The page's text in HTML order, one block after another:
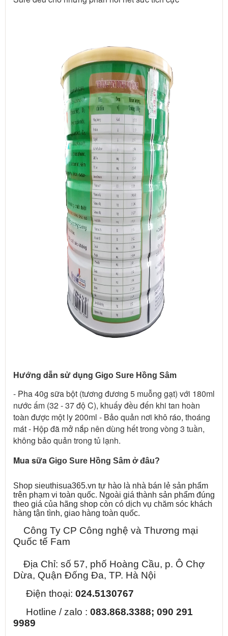
Hướng dẫn sử dụng Gigo Sure Hồng Sâm
- Pha 40g sữa bột (tương đương 5 muỗng gạt) với 180ml
nước ấm (32 - 37 độ C), khuấy đều đến khi tan hoàn
toàn được một ly 200ml - Bảo quản nơi khô ráo, thoáng
mát - Hộp đã mở nắp nên dùng hết trong vòng 3 tuần,
không bảo quản trong tủ lạnh.
Mua sữa Gigo Sure Hồng Sâm ở đâu?
Shop sieuthisua365.vn tự hào là nhà bán lẻ sản phẩm
trên phạm vi toàn quốc. Ngoài giá thành sản phẩm đúng
theo giá của hãng shop còn có dịch vụ chăm sóc khách
hàng tận tình, giao hàng toàn quốc.
Công Ty CP Công nghệ và Thương mại
Quốc tế Fam
Địa Chỉ: số 57, phố Hoàng Cầu, p. Ô Chợ
Dừa, Quận Đống Đa, TP. Hà Nội
Điện thoại: 024.5130767
Hotline / zalo : 083.868.3388; 090 291
9989